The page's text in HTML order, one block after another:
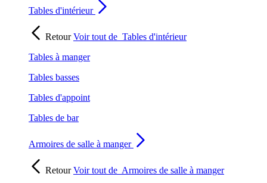
Tables d'intérieur
RetourVoir tout de Tables d'intérieur
Tables à manger
Tables basses
Tables d'appoint
Tables de bar
Armoires de salle à manger
RetourVoir tout de Armoires de salle à manger